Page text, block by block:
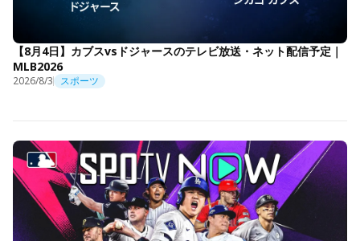
【8月4日】カブスvsドジャースのテレビ放送・ネット配信予定｜
MLB2026
2026/8/3 スポーツ